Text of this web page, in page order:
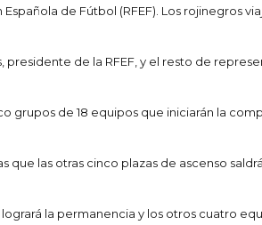
de Fútbol (RFEF). Los rojinegros
de la RFEF, y el resto de
de 18 equipos que iniciarán la
las otras cinco plazas de ascenso
la permanencia y los otros cuatro